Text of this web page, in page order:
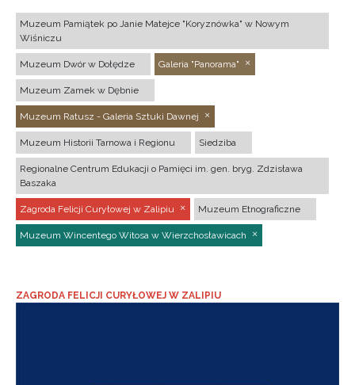
Muzeum Pamiątek po Janie Matejce "Koryznówka" w Nowym
Wiśniczu
Muzeum Dwór w Dołędze Galeria "Panorama"
Muzeum Zamek w Dębnie
Muzeum Ratusz - Galeria Sztuki Dawnej
Muzeum Historii Tarnowa i Regionu Siedziba
Regionalne Centrum Edukacji o Pamięci im. gen. bryg. Zdzisława
Baszaka
Zagroda Felicji Curyłowej w Zalipiu Muzeum Etnograficzne
Muzeum Wincentego Witosa w Wierzchosławicach
ZAGRODA FELICJI CURYŁOWEJ W ZALIPIU